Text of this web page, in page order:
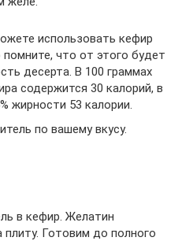
использовать кефир
что от этого будет
десерта. В 100 граммах
содержится 30 калорий, в
жирности 53 калории.
по вашему вкусу.
в кефир. Желатин
Готовим до полного